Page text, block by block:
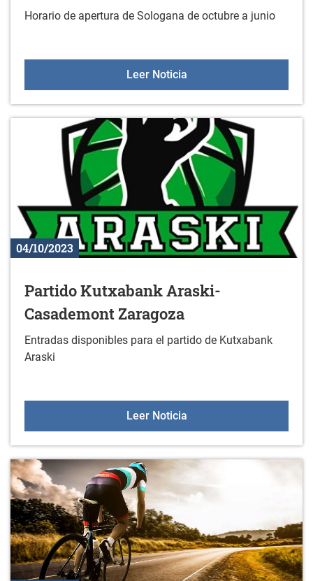
Horario de apertura de Sologana de octubre a junio
Leer NoticiaHorario de Sologana de
04/10/2023
Partido Kutxabank Araski-
Casademont Zaragoza
Entradas disponibles para el partido de Kutxabank
Araski
Leer NoticiaPartido Kutxabank